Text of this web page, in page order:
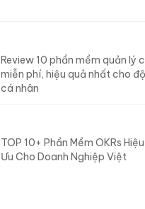
Review 10 phần mềm quản lý
miễn phí, hiệu quả nhất cho
cá nhân
TOP 10+ Phần Mềm OKRs
Ưu Cho Doanh Nghiệp Việt